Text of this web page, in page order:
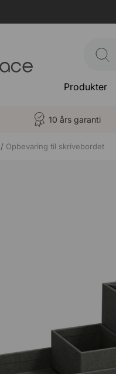
Produkter
10 års garanti
Opbevaring til skrivebordet